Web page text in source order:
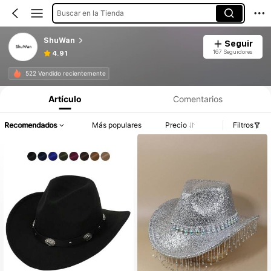
Buscar en la Tienda
ShuWan
4.91
Seguir
167 Seguidores
522 Vendido recientemente
Artículo Comentarios
Recomendados Más populares Precio Filtros